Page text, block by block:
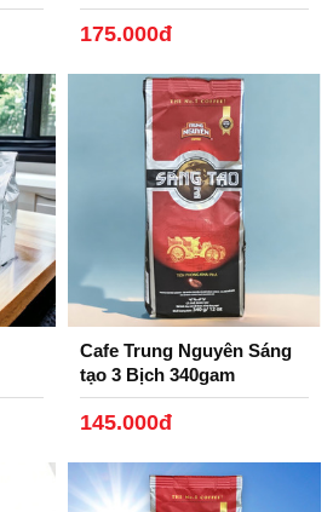
175.000đ
Cafe Trung Nguyên Sáng
tạo 3 Bịch 340gam
145.000đ